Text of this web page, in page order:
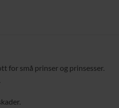
for små prinser og prinsesser.